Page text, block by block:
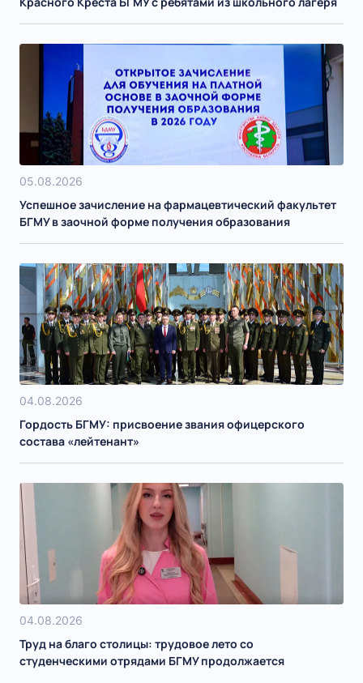
05.08.2026
Успешное зачисление на фармацевтический факультет
БГМУ в заочной форме получения образования
04.08.2026
Гордость БГМУ: присвоение звания офицерского
состава «лейтенант»
04.08.2026
Труд на благо столицы: трудовое лето со
студенческими отрядами БГМУ продолжается